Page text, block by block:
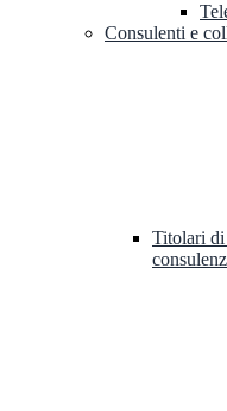
Consulenti e
Titolari